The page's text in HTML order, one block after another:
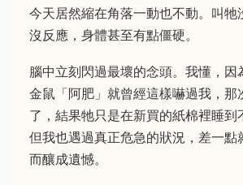
今天居然縮在角落一動也不動。叫牠
沒反應，身體甚至有點僵硬。
腦中立刻閃過最壞的念頭。我懂，因
金鼠「阿肥」就曾經這樣嚇過我，那
了，結果牠只是在新買的紙棉裡睡到
但我也遇過真正危急的狀況，差一點
而釀成遺憾。